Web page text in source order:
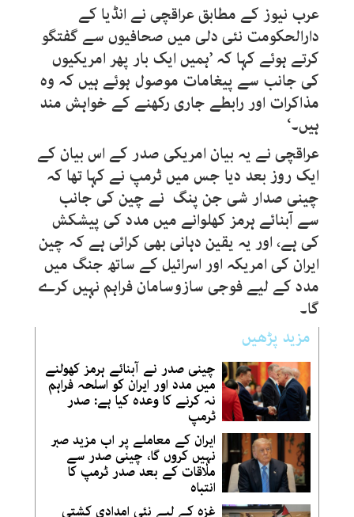
عرب نیوز کے مطابق عراقچی نے انڈیا کے
دارالحکومت نئی دلی میں صحافیوں سے گفتگو
کرتے ہوئے کہا کہ ’ہمیں ایک بار پھر امریکیوں
کی جانب سے پیغامات موصول ہوئے ہیں کہ وہ
مذاکرات اور رابطے جاری رکھنے کے خواہش مند
ہیں۔‘
عراقچی نے یہ بیان امریکی صدر کے اس بیان کے
ایک روز بعد دیا جس میں ٹرمپ نے کہا تھا کہ
چینی صدار شی جن پنگ نے چین کی جانب
سے آبنائے ہرمز کھلوانے میں مدد کی پیشکش
کی ہے، اور یہ یقین دہانی بھی کرائی ہے کہ چین
ایران کی امریکہ اور اسرائیل کے ساتھ جنگ میں
مدد کے لیے فوجی سازوسامان فراہم نہیں کرے
گا۔
مزید پڑھیں
چینی صدر نے آبنائے ہرمز کھولنے
میں مدد اور ایران کو اسلحہ فراہم
نہ کرنے کا وعدہ کیا ہے: صدر
ٹرمپ
ایران کے معاملے پر اب مزید صبر
نہیں کروں گا، چینی صدر سے
ملاقات کے بعد صدر ٹرمپ کا
انتباہ
غزہ کے لیے نئی امدادی کشتی